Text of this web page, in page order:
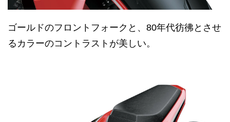
ゴールドのフロントフォークと、80年代彷彿とさせ
るカラーのコントラストが美しい。